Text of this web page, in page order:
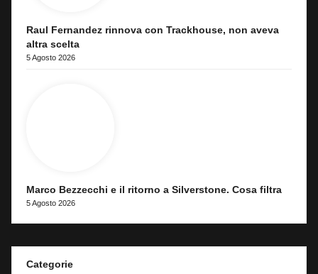
Raul Fernandez rinnova con Trackhouse, non aveva
altra scelta
5 Agosto 2026
Marco Bezzecchi e il ritorno a Silverstone. Cosa filtra
5 Agosto 2026
Categorie